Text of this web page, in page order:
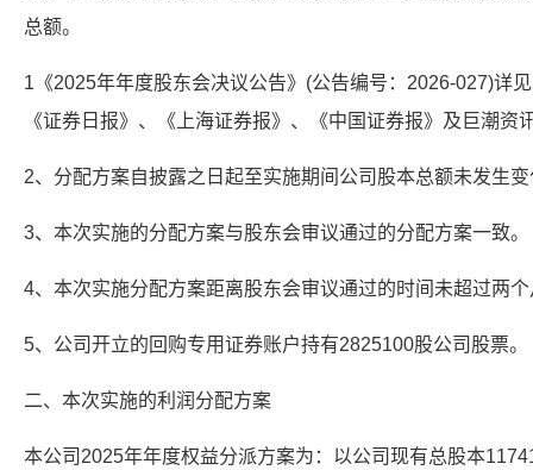
总额。
1《2025年年度股东会决议公告》(公告编号：2026-027)详
《证券日报》、《上海证券报》、《中国证券报》及巨潮资
2、分配方案自披露之日起至实施期间公司股本总额未发生
3、本次实施的分配方案与股东会审议通过的分配方案一致。
4、本次实施分配方案距离股东会审议通过的时间未超过两
5、公司开立的回购专用证券账户持有2825100股公司股票。
二、本次实施的利润分配方案
本公司2025年年度权益分派方案为：以公司现有总股本